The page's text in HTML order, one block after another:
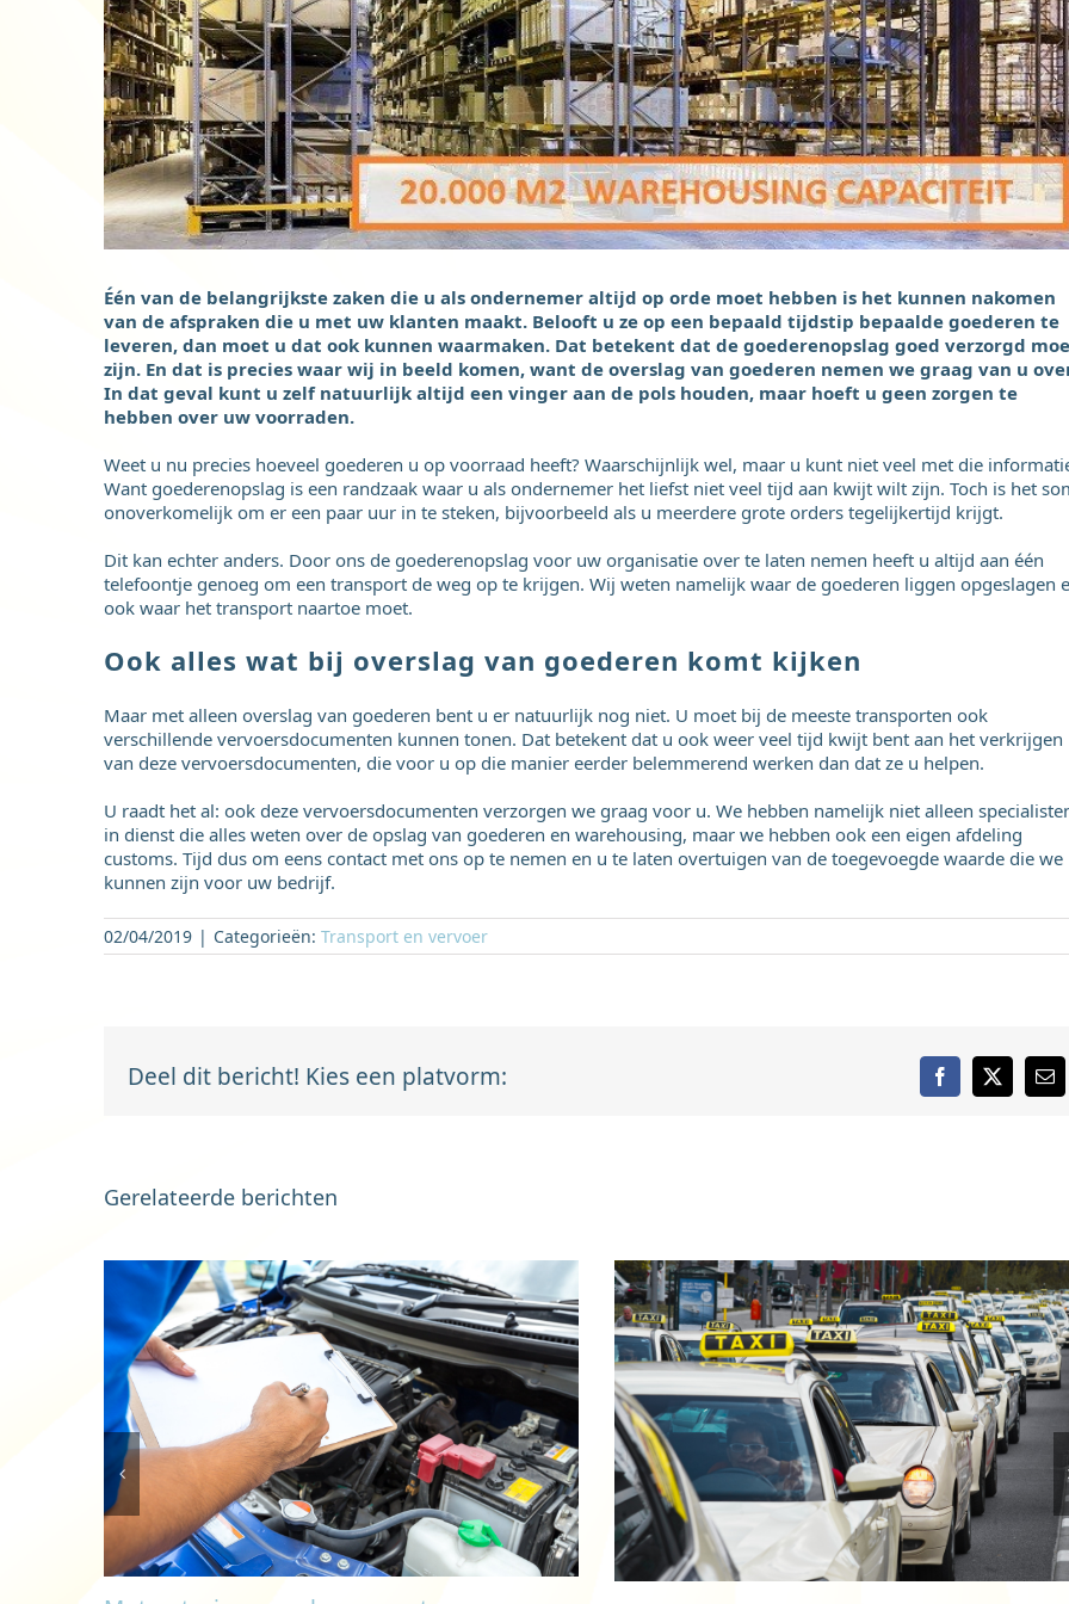
Één van de belangrijkste zaken die u als ondernemer altijd op orde moet hebben is het kunnen nakomen
van de afspraken die u met uw klanten maakt. Belooft u ze op een bepaald tijdstip bepaalde goederen te
leveren, dan moet u dat ook kunnen waarmaken. Dat betekent dat de goederenopslag goed verzorgd
zijn. En dat is precies waar wij in beeld komen, want de overslag van goederen nemen we graag van u
In dat geval kunt u zelf natuurlijk altijd een vinger aan de pols houden, maar hoeft u geen zorgen te
hebben over uw voorraden.
Weet u nu precies hoeveel goederen u op voorraad heeft? Waarschijnlijk wel, maar u kunt niet veel met die
Want goederenopslag is een randzaak waar u als ondernemer het liefst niet veel tijd aan kwijt wilt zijn. Toch is het
onoverkomelijk om er een paar uur in te steken, bijvoorbeeld als u meerdere grote orders tegelijkertijd krijgt.
Dit kan echter anders. Door ons de goederenopslag voor uw organisatie over te laten nemen heeft u altijd aan één
telefoontje genoeg om een transport de weg op te krijgen. Wij weten namelijk waar de goederen liggen opgeslagen
ook waar het transport naartoe moet.
Ook alles wat bij overslag van goederen komt kijken
Maar met alleen overslag van goederen bent u er natuurlijk nog niet. U moet bij de meeste transporten ook
verschillende vervoersdocumenten kunnen tonen. Dat betekent dat u ook weer veel tijd kwijt bent aan het verkrijgen
van deze vervoersdocumenten, die voor u op die manier eerder belemmerend werken dan dat ze u helpen.
U raadt het al: ook deze vervoersdocumenten verzorgen we graag voor u. We hebben namelijk niet alleen
in dienst die alles weten over de opslag van goederen en warehousing, maar we hebben ook een eigen afdeling
customs. Tijd dus om eens contact met ons op te nemen en u te laten overtuigen van de toegevoegde waarde die we
kunnen zijn voor uw bedrijf.
02/04/2019 | Categorieën: Transport en vervoer
Deel dit bericht! Kies een platvorm: Facebook
X
E-
Gerelateerde berichten